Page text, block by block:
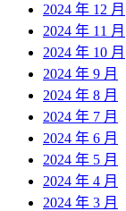
2024 年 12 月
2024 年 11 月
2024 年 10 月
2024 年 9 月
2024 年 8 月
2024 年 7 月
2024 年 6 月
2024 年 5 月
2024 年 4 月
2024 年 3 月